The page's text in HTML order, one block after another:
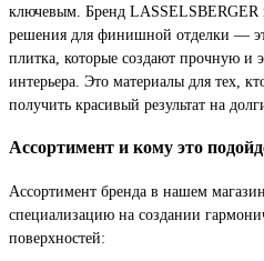
ключевым. Бренд LASSELSBERGER
решения для финишной отделки —
плитка, которые создают прочную и
интерьера. Это материалы для тех,
получить красивый результат на
Ассортимент и кому это
Ассортимент бренда в нашем
специализацию на создании
поверхностей: